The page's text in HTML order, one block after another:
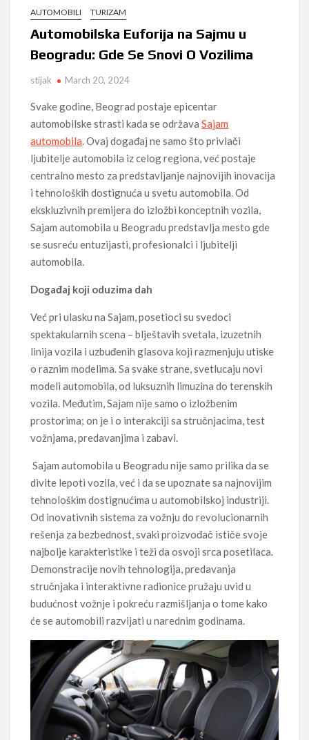
AUTOMOBILI TURIZAM
Automobilska Euforija na Sajmu u
Beogradu: Gde Se Snovi O Vozilima
stijak March 20, 2024
Svake godine, Beograd postaje epicentar
automobilske strasti kada se održavaSajam
automobila. Ovaj događaj ne samo što privlači
ljubitelje automobila iz celog regiona, već postaje
centralno mesto za predstavljanje najnovijih inovacija
i tehnoloških dostignuća u svetu automobila. Od
ekskluzivnih premijera do izložbi konceptnih vozila,
Sajam automobila u Beogradu predstavlja mesto gde
se susreću entuzijasti, profesionalci i ljubitelji
automobila.
Događaj koji oduzima dah
Već pri ulasku na Sajam, posetioci su svedoci
spektakularnih scena – blještavih svetala, izuzetnih
linija vozila i uzbuđenih glasova koji razmenjuju utiske
o raznim modelima. Sa svake strane, svetlucaju novi
modeli automobila, od luksuznih limuzina do terenskih
vozila. Međutim, Sajam nije samo o izložbenim
prostorima; on je i o interakciji sa stručnjacima, test
vožnjama, predavanjima i zabavi.
Sajam automobila u Beogradu nije samo prilika da se
divite lepoti vozila, već i da se upoznate sa najnovijim
tehnološkim dostignućima u automobilskoj industriji.
Od inovativnih sistema za vožnju do revolucionarnih
rešenja za bezbednost, svaki proizvođač ističe svoje
najbolje karakteristike i teži da osvoji srca posetilaca.
Demonstracije novih tehnologija, predavanja
stručnjaka i interaktivne radionice pružaju uvid u
budućnost vožnje i pokreću razmišljanja o tome kako
će se automobili razvijati u narednim godinama.